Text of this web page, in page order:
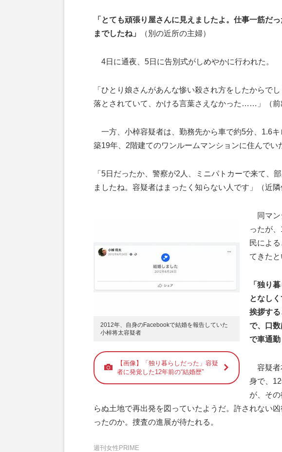
「とても頑張り屋さんに見えましたよ。仕事一筋だ
までしたね」
（別の近所の主婦）
4日に通夜、5日に告別式がしめやかに行われた。
「ひとり娘さんがあんな惨い殺され方をしたからで
落とされていて、かける言葉さえなかった……」（前
一方、小棹容疑者は、勤務先から車で約5分、1.6
築19年、2階建てのワンルームマンションに住んでい
「5日だったか、警察が2人、ミニパトカーで来て、
ましたね。容疑者はまったく知らない人です」（近隣
2012年、自身のFacebookで結婚を報告していた
小棹将太容疑者
【画像】「独り暮らしだった」容疑
者に発覚した12年前の“結婚歴”
同マン
ったが
民によ
てきたと
「独り
となし
挨拶す
で、口
で車通勤
容疑者
身で、
が、そ
らぬ土地で再出発を図っていたようだ。許されない
ったのか。捜査の進展が待たれる。
週刊女性PRIME